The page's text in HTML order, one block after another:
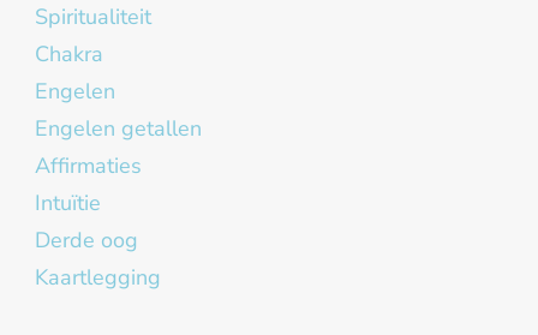
Spiritualiteit
Chakra
Engelen
Engelen getallen
Affirmaties
Intuïtie
Derde oog
Kaartlegging